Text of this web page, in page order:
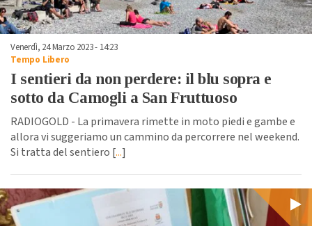
Venerdì, 24 Marzo 2023 - 14:23
Tempo Libero
I sentieri da non perdere: il blu sopra e
sotto da Camogli a San Fruttuoso
RADIOGOLD - La primavera rimette in moto piedi e gambe e
allora vi suggeriamo un cammino da percorrere nel weekend.
Si tratta del sentiero [...]